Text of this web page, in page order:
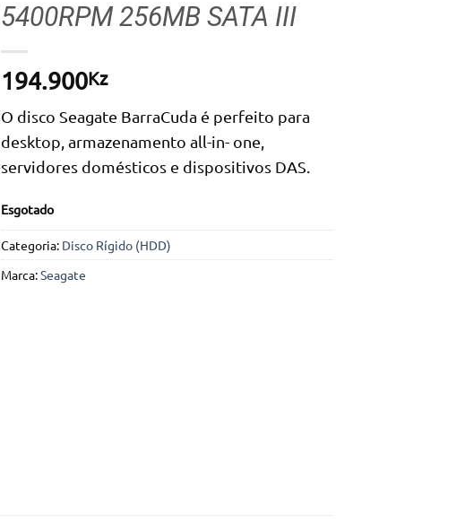
5400RPM 256MB SATA III
194.900Kz
O disco Seagate BarraCuda é perfeito para
desktop, armazenamento all-in- one,
servidores domésticos e dispositivos DAS.
Esgotado
Categoria: Disco Rígido (HDD)
Marca:Seagate